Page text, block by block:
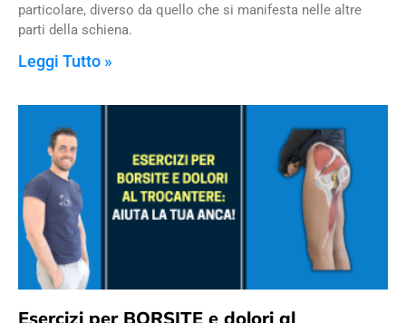
particolare, diverso da quello che si manifesta nelle altre
parti della schiena.
Leggi Tutto »
Esercizi per BORSITE e dolori al